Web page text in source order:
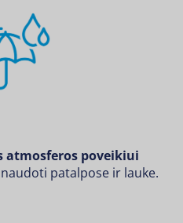
atmosferos poveikiui
patalpose ir lauke.